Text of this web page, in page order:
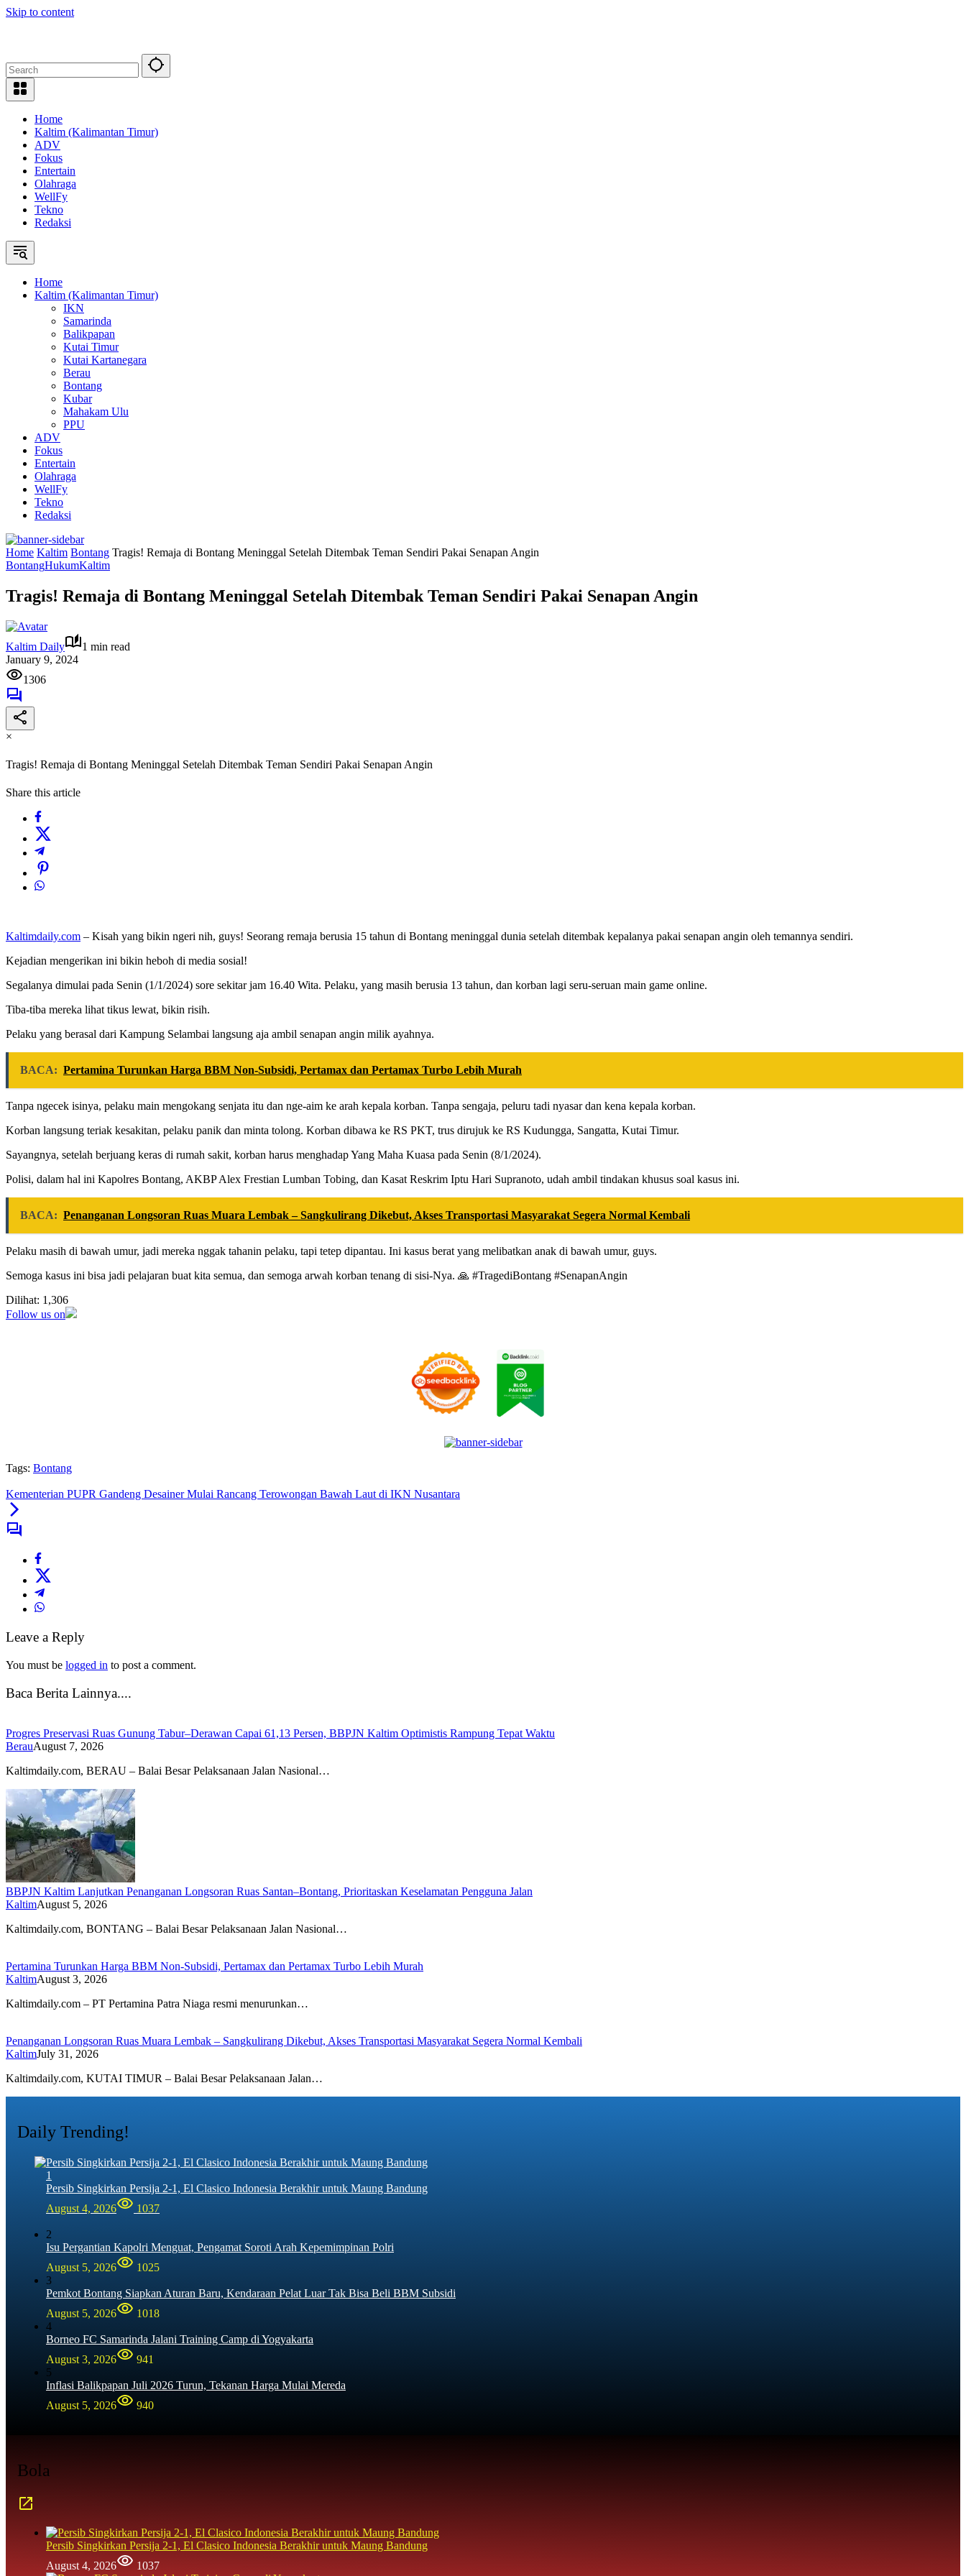
Skip to content
Home
Kaltim (Kalimantan Timur)
ADV
Fokus
Entertain
Olahraga
WellFy
Tekno
Redaksi
Home
Kaltim (Kalimantan Timur)
IKN
Samarinda
Balikpapan
Kutai Timur
Kutai Kartanegara
Berau
Bontang
Kubar
Mahakam Ulu
PPU
ADV
Fokus
Entertain
Olahraga
WellFy
Tekno
Redaksi
Home Kaltim Bontang Tragis! Remaja di Bontang Meninggal Setelah Ditembak Teman Sendiri Pakai Senapan Angin
BontangHukumKaltim
Tragis! Remaja di Bontang Meninggal Setelah Ditembak Teman Sendiri Pakai Senapan Angin
Kaltim Daily
1 min read
January 9, 2024
1306
×
Tragis! Remaja di Bontang Meninggal Setelah Ditembak Teman Sendiri Pakai Senapan Angin
Share this article
Kaltimdaily.com – Kisah yang bikin ngeri nih, guys! Seorang remaja berusia 15 tahun di Bontang meninggal dunia setelah ditembak kepalanya pakai senapan angin oleh temannya sendiri.
Kejadian mengerikan ini bikin heboh di media sosial!
Segalanya dimulai pada Senin (1/1/2024) sore sekitar jam 16.40 Wita. Pelaku, yang masih berusia 13 tahun, dan korban lagi seru-seruan main game online.
Tiba-tiba mereka lihat tikus lewat, bikin risih.
Pelaku yang berasal dari Kampung Selambai langsung aja ambil senapan angin milik ayahnya.
BACA: Pertamina Turunkan Harga BBM Non-Subsidi, Pertamax dan Pertamax Turbo Lebih Murah
Tanpa ngecek isinya, pelaku main mengokang senjata itu dan nge-aim ke arah kepala korban. Tanpa sengaja, peluru tadi nyasar dan kena kepala korban.
Korban langsung teriak kesakitan, pelaku panik dan minta tolong. Korban dibawa ke RS PKT, trus dirujuk ke RS Kudungga, Sangatta, Kutai Timur.
Sayangnya, setelah berjuang keras di rumah sakit, korban harus menghadap Yang Maha Kuasa pada Senin (8/1/2024).
Polisi, dalam hal ini Kapolres Bontang, AKBP Alex Frestian Lumban Tobing, dan Kasat Reskrim Iptu Hari Supranoto, udah ambil tindakan khusus soal kasus ini.
BACA: Penanganan Longsoran Ruas Muara Lembak – Sangkulirang Dikebut, Akses Transportasi Masyarakat Segera Normal Kembali
Pelaku masih di bawah umur, jadi mereka nggak tahanin pelaku, tapi tetep dipantau. Ini kasus berat yang melibatkan anak di bawah umur, guys.
Semoga kasus ini bisa jadi pelajaran buat kita semua, dan semoga arwah korban tenang di sisi-Nya. 🙏 #TragediBontang #SenapanAngin
Dilihat: 1,306
Follow us on
Tags: Bontang
Kementerian PUPR Gandeng Desainer Mulai Rancang Terowongan Bawah Laut di IKN Nusantara
Leave a Reply
You must be logged in to post a comment.
Baca Berita Lainnya....
Progres Preservasi Ruas Gunung Tabur–Derawan Capai 61,13 Persen, BBPJN Kaltim Optimistis Rampung Tepat Waktu
BerauAugust 7, 2026
Kaltimdaily.com, BERAU – Balai Besar Pelaksanaan Jalan Nasional…
BBPJN Kaltim Lanjutkan Penanganan Longsoran Ruas Santan–Bontang, Prioritaskan Keselamatan Pengguna Jalan
KaltimAugust 5, 2026
Kaltimdaily.com, BONTANG – Balai Besar Pelaksanaan Jalan Nasional…
Pertamina Turunkan Harga BBM Non-Subsidi, Pertamax dan Pertamax Turbo Lebih Murah
KaltimAugust 3, 2026
Kaltimdaily.com – PT Pertamina Patra Niaga resmi menurunkan…
Penanganan Longsoran Ruas Muara Lembak – Sangkulirang Dikebut, Akses Transportasi Masyarakat Segera Normal Kembali
KaltimJuly 31, 2026
Kaltimdaily.com, KUTAI TIMUR – Balai Besar Pelaksanaan Jalan…
Daily Trending!
1
Persib Singkirkan Persija 2-1, El Clasico Indonesia Berakhir untuk Maung Bandung
August 4, 2026
1037
2
Isu Pergantian Kapolri Menguat, Pengamat Soroti Arah Kepemimpinan Polri
August 5, 2026
1025
3
Pemkot Bontang Siapkan Aturan Baru, Kendaraan Pelat Luar Tak Bisa Beli BBM Subsidi
August 5, 2026
1018
4
Borneo FC Samarinda Jalani Training Camp di Yogyakarta
August 3, 2026
941
5
Inflasi Balikpapan Juli 2026 Turun, Tekanan Harga Mulai Mereda
August 5, 2026
940
Bola
Persib Singkirkan Persija 2-1, El Clasico Indonesia Berakhir untuk Maung Bandung
August 4, 2026
1037